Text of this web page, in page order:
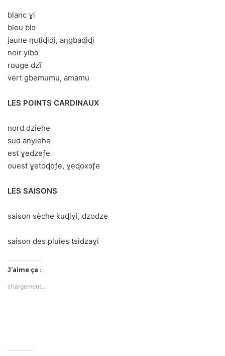
blanc ɣi
bleu blɔ
jaune ŋutiɖiɖi, aŋgbaɖiɖi
noir yibɔ
rouge dzĩ
vert gbemumu, amamu
LES POINTS CARDINAUX
nord dziehe
sud anyiehe
est ɣedzeƒe
ouest ɣetoɖoƒe, ɣeɖoxɔƒe
LES SAISONS
saison sèche kuɖiɣi, dzodze
saison des pluies tsidzaɣi
J’aime ça :
chargement…